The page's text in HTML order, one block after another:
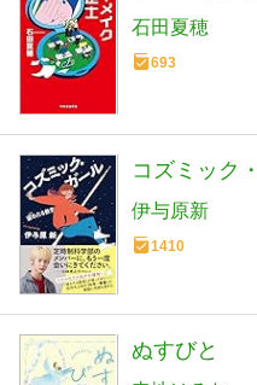
石田夏穂
693
コズミック
伊与原新
1410
ぬすびと